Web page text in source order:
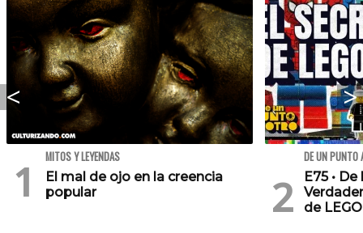
MITOS Y LEYENDAS
El mal de ojo en la creencia
popular
DE UN PUNTO
E75 •
de